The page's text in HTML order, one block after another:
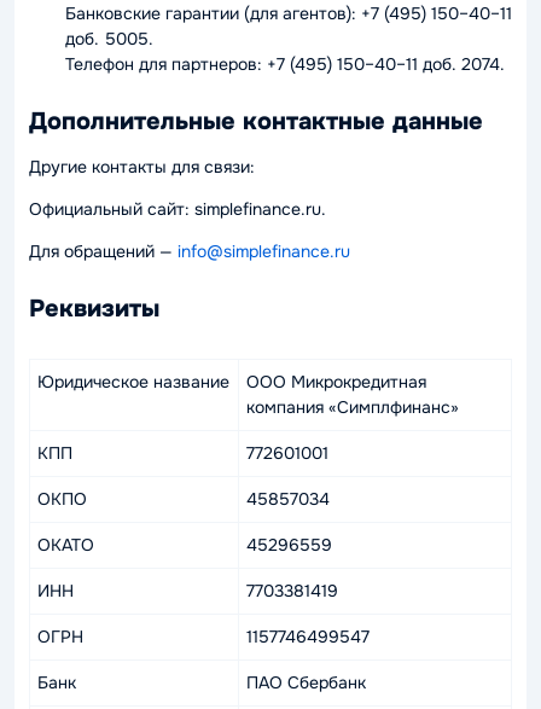
Банковские гарантии (для агентов): +7 (495) 150–40–11
доб. 5005.
Телефон для партнеров: +7 (495) 150–40–11 доб. 2074.
Дополнительные контактные данные
Другие контакты для связи:
Официальный сайт: simplefinance.ru.
Для обращений — info@simplefinance.ru
Реквизиты
Юридическое название
ООО Микрокредитная
компания «Симплфинанс»
КПП 772601001
ОКПО 45857034
ОКАТО 45296559
ИНН 7703381419
ОГРН 1157746499547
Банк ПАО Сбербанк